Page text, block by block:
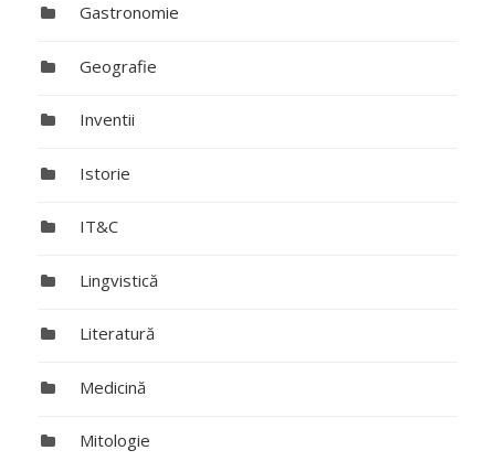
Gastronomie
Geografie
Inventii
Istorie
IT&C
Lingvistică
Literatură
Medicină
Mitologie